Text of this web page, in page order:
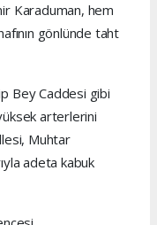
Karaduman, hem
gönlünde taht
Bey Caddesi gibi
arterlerini
Muhtar
adeta kabuk